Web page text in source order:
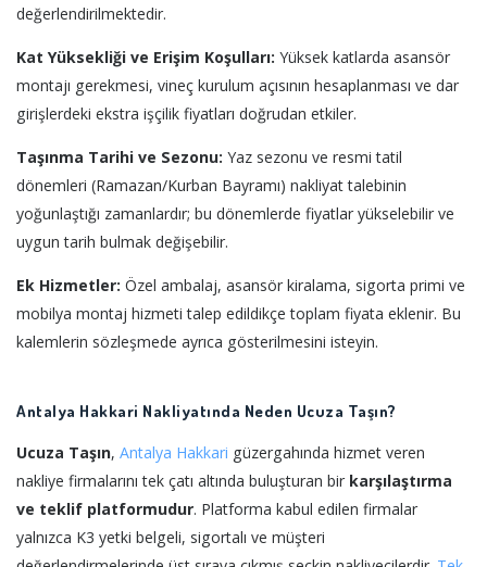
değerlendirilmektedir.
Kat Yüksekliği ve Erişim Koşulları: Yüksek katlarda asansör
montajı gerekmesi, vineç kurulum açısının hesaplanması ve dar
girişlerdeki ekstra işçilik fiyatları doğrudan etkiler.
Taşınma Tarihi ve Sezonu: Yaz sezonu ve resmi tatil
dönemleri (Ramazan/Kurban Bayramı) nakliyat talebinin
yoğunlaştığı zamanlardır; bu dönemlerde fiyatlar yükselebilir ve
uygun tarih bulmak değişebilir.
Ek Hizmetler: Özel ambalaj, asansör kiralama, sigorta primi ve
mobilya montaj hizmeti talep edildikçe toplam fiyata eklenir. Bu
kalemlerin sözleşmede ayrıca gösterilmesini isteyin.
Antalya Hakkari Nakliyatında Neden Ucuza Taşın?
Ucuza Taşın, Antalya Hakkari güzergahında hizmet veren
nakliye firmalarını tek çatı altında buluşturan bir karşılaştırma
ve teklif platformudur. Platforma kabul edilen firmalar
yalnızca K3 yetki belgeli, sigortalı ve müşteri